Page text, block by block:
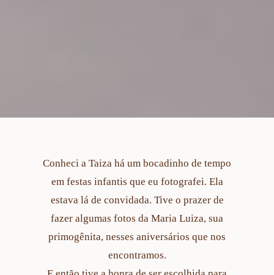
Conheci a Taiza há um bocadinho de tempo
em festas infantis que eu fotografei. Ela
estava lá de convidada. Tive o prazer de
fazer algumas fotos da Maria Luiza, sua
primogênita, nesses aniversários que nos
encontramos.